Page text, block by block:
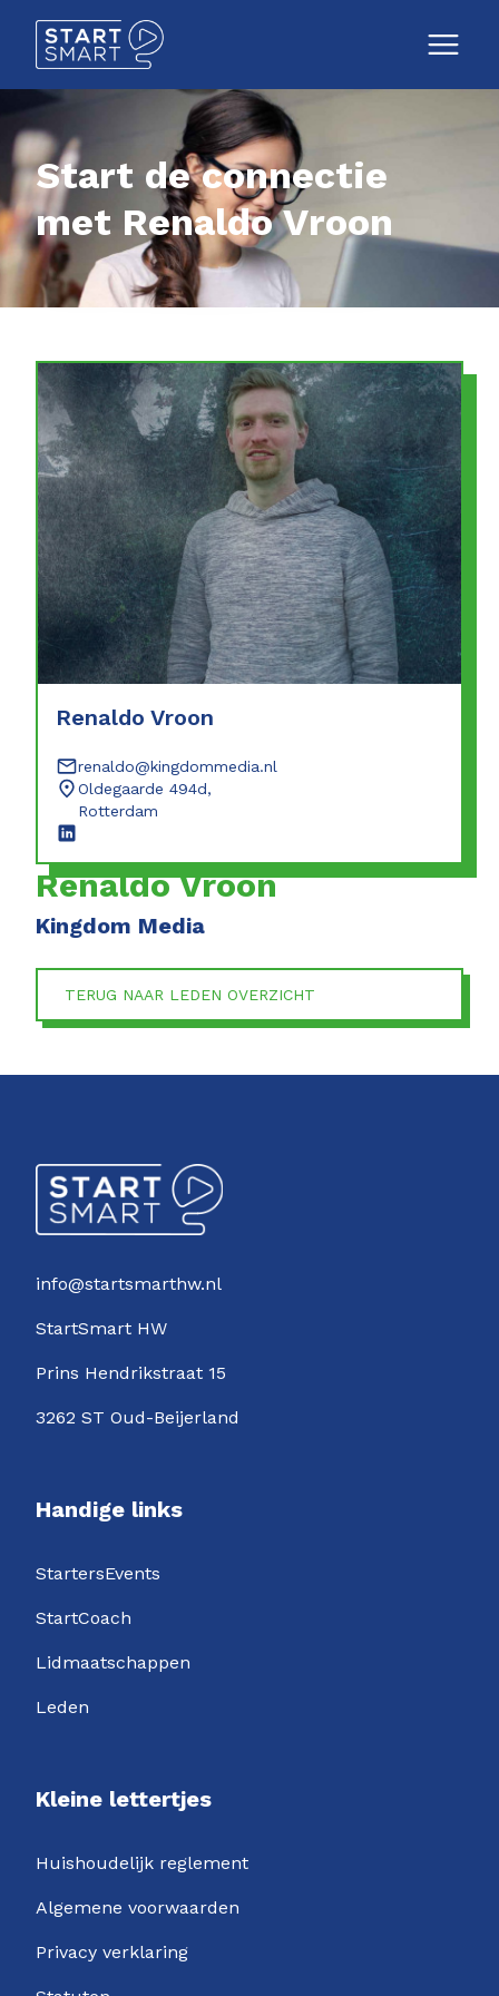
Start de connectie
met Renaldo Vroon
Renaldo Vroon
Kingdom Media
TERUG NAAR LEDEN OVERZICHT
Renaldo Vroon
renaldo@kingdommedia.nl
Oldegaarde 494d,
Rotterdam
info@startsmarthw.nl
StartSmart HW
Prins Hendrikstraat 15
3262 ST Oud-Beijerland
Handige links
StartersEvents
StartCoach
Lidmaatschappen
Leden
Kleine lettertjes
Huishoudelijk reglement
Algemene voorwaarden
Privacy verklaring